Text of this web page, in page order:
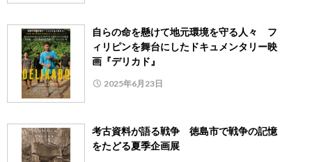
自らの命を懸けて地元環境を守る人々 フ
ィリピンを舞台にしたドキュメンタリー映
画『デリカド』
2025年6月23日
考古資料が語る戦争 徳島市で戦争の記憶
をたどる夏季企画展